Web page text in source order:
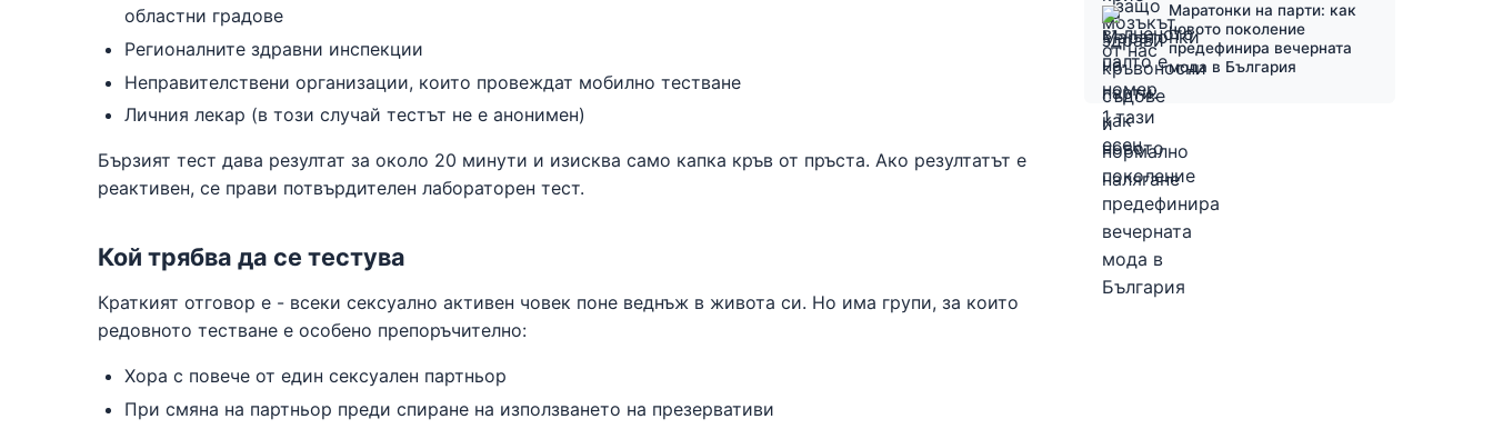
областни градове
Регионалните здравни инспекции
Неправителствени организации, които провеждат мобилно тестване
Личния лекар (в този случай тестът не е анонимен)
Бързият тест дава резултат за около 20 минути и изисква само капка кръв от пръста. Ако резултатът е
реактивен, се прави потвърдителен лабораторен тест.
Кой трябва да се тестува
Краткият отговор е - всеки сексуално активен човек поне веднъж в живота си. Но има групи, за които
редовното тестване е особено препоръчително:
Хора с повече от един сексуален партньор
При смяна на партньор преди спиране на използването на презервативи
Маратонки на парти: как
новото поколение
предефинира вечерната
мода в България